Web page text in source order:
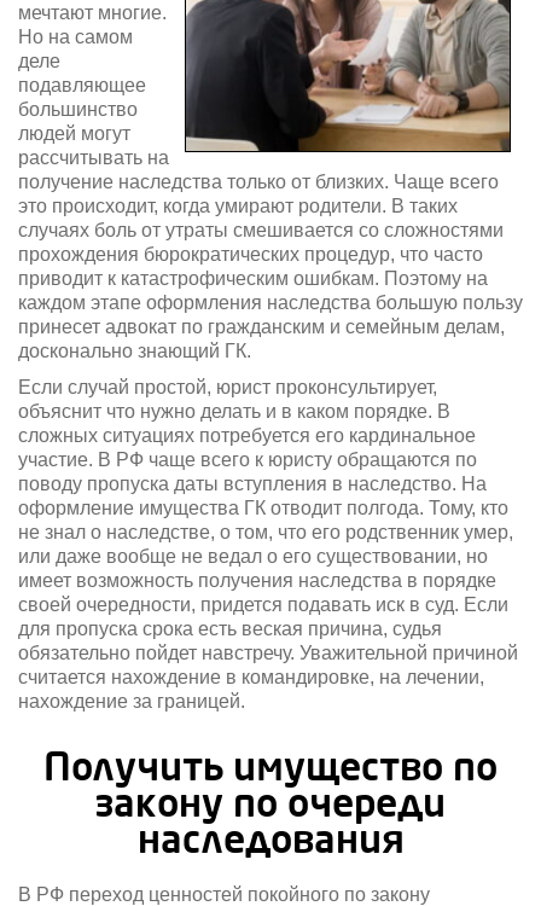
мечтают многие.
Но на самом
деле
подавляющее
большинство
людей могут
рассчитывать на
получение наследства только от близких. Чаще всего
это происходит, когда умирают родители. В таких
случаях боль от утраты смешивается со сложностями
прохождения бюрократических процедур, что часто
приводит к катастрофическим ошибкам. Поэтому на
каждом этапе оформления наследства большую пользу
принесет адвокат по гражданским и семейным делам,
досконально знающий ГК.
Если случай простой, юрист проконсультирует,
объяснит что нужно делать и в каком порядке. В
сложных ситуациях потребуется его кардинальное
участие. В РФ чаще всего к юристу обращаются по
поводу пропуска даты вступления в наследство. На
оформление имущества ГК отводит полгода. Тому, кто
не знал о наследстве, о том, что его родственник умер,
или даже вообще не ведал о его существовании, но
имеет возможность получения наследства в порядке
своей очередности, придется подавать иск в суд. Если
для пропуска срока есть веская причина, судья
обязательно пойдет навстречу. Уважительной причиной
считается нахождение в командировке, на лечении,
нахождение за границей.
Получить имущество по
закону по очереди
наследования
В РФ переход ценностей покойного по закону